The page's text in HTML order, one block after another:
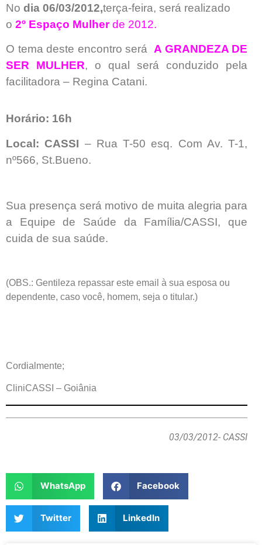
No dia 06/03/2012,terça-feira, será realizado
o 2º Espaço Mulherde 2012.
O tema deste encontro será A GRANDEZA DE
SER MULHER, o qual será conduzido pela
facilitadora – Regina Catani.
Horário: 16h
Local: CASSI – Rua T-50 esq. Com Av. T-1,
nº566, St.Bueno.
Sua presença será motivo de muita alegria para
a Equipe de Saúde da Família/CASSI, que
cuida de sua saúde.
(OBS.: Gentileza repassar este email à sua esposa ou
dependente, caso você, homem, seja o titular.)
Cordialmente;
CliniCASSI – Goiânia
03/03/2012- CASSI
WhatsApp Facebook
Twitter LinkedIn